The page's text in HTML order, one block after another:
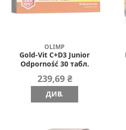
OLIMP
Gold-Vit C+D3 Junior
Odporność 30 табл.
239,69 ₴
ДИВ.